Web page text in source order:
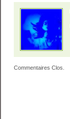
Commentaires Clos.